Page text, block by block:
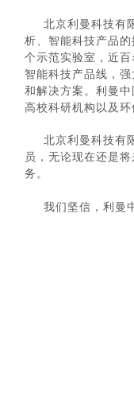
北京利曼科技有
析、智能科技产品
个示范实验室，近
智能科技产品线，
和解决方案。 利曼中
高校科研机构以及
北京利曼科技有
员，无论现在还是
务。
我们坚信，利曼